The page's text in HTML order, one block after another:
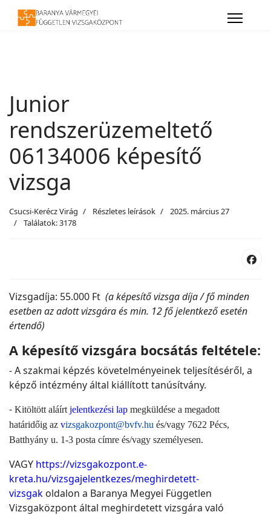
Junior
rendszerüzemeltető
06134006 képesítő
vizsga
Csucsi-Kerécz Virág Részletes leírások
2025. március 27
Találatok: 3178
Vizsgadíja: 55.000 Ft (a képesítő vizsga díja / fő minden
esetben az adott vizsgára és min. 12 fő jelentkező esetén
értendő)
A képesítő vizsgára bocsátás feltétele:
- A szakmai képzés követelményeinek teljesítéséről, a
képző intézmény által kiállított tanúsítvány.
- Kitöltött aláírt jelentkezési lap megküldése a megadott
határidőig az vizsgakozpont@bvfv.hu és/vagy 7622 Pécs,
Batthyány u. 1-3 posta címre és/vagy személyesen.
VAGY https://vizsgakozpont.e-
kreta.hu/vizsgajelentkezes/meghirdetett-
vizsgak oldalon a Baranya Megyei Független
Vizsgaközpont által meghirdetett vizsgára való